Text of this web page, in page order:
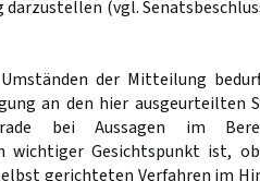
(vgl.
der Mitteilung
an den hier ausgeurteilten
bei Aussagen im
wichtiger Gesichtspunkt ist,
gerichteten Verfahren im